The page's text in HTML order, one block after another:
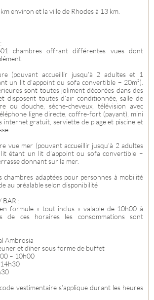
environ et la ville de Rhodes à 13 km.
chambres offrant différentes vues dont
(pouvant accueillir jusqu’à 2 adultes et 1
un lit d’appoint ou sofa convertible – 20m²).
sont toutes joliment décorées dans des
disposent toutes d’air conditionnée, salle de
ou douche, sèche-cheveux, télévision avec
ligne directe, coffre-fort (payant), mini
internet gratuit, serviette de plage et piscine et
vue mer (pouvant accueillir jusqu’à 2 adultes
étant un lit d’appoint ou sofa convertible –
donnant sur la mer.
chambres adaptées pour personnes à mobilité
au préalable selon disponibilité
BAR :
formule « tout inclus » valable de 10h00 à
de ces horaires les consommations sont
Ambrosia
et dîner sous forme de buffet
– 10h00
vestimentaire s’applique durant les heures